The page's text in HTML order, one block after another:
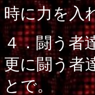
時に力を入
４．闘う者
更に闘う者
とで。